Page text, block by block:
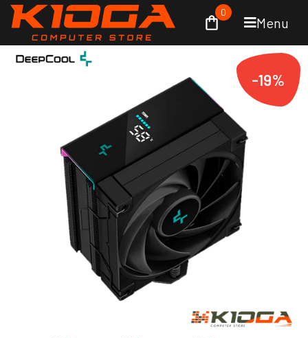
Menu
0
-19%